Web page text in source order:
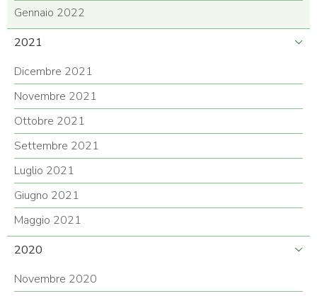
Gennaio 2022
2021
Dicembre 2021
Novembre 2021
Ottobre 2021
Settembre 2021
Luglio 2021
Giugno 2021
Maggio 2021
2020
Novembre 2020